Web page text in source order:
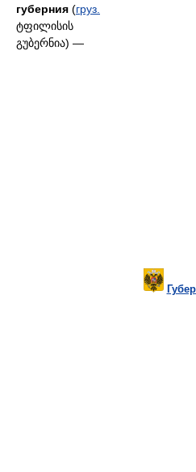
губерния (груз.
ტფილისის
გუბერნია) —